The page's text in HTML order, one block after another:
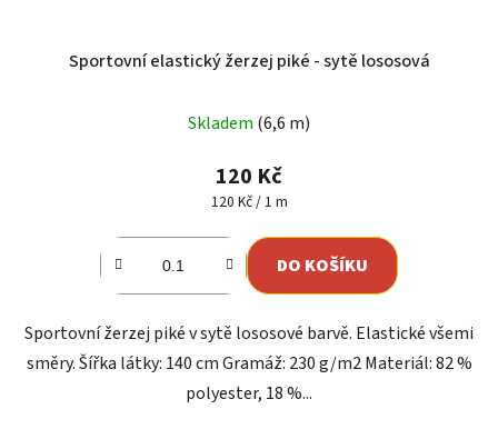
Sportovní elastický žerzej piké - sytě lososová
Skladem (6,6 m)
120 Kč
Měrná
120 Kč / 1 m
DO KOŠÍKU
Sportovní žerzej piké v sytě lososové barvě. Elastické všemi
směry. Šířka látky: 140 cm Gramáž: 230 g/m2 Materiál: 82 %
polyester, 18 %...